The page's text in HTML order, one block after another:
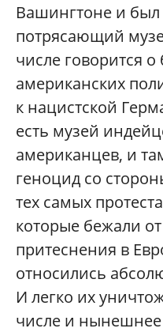
Вашингтоне и
потрясающий
числе говорится о
американских
к нацистской
есть музей
американцев, и
геноцид со
тех самых
которые бежали
притеснения в
относились
И легко их
числе и